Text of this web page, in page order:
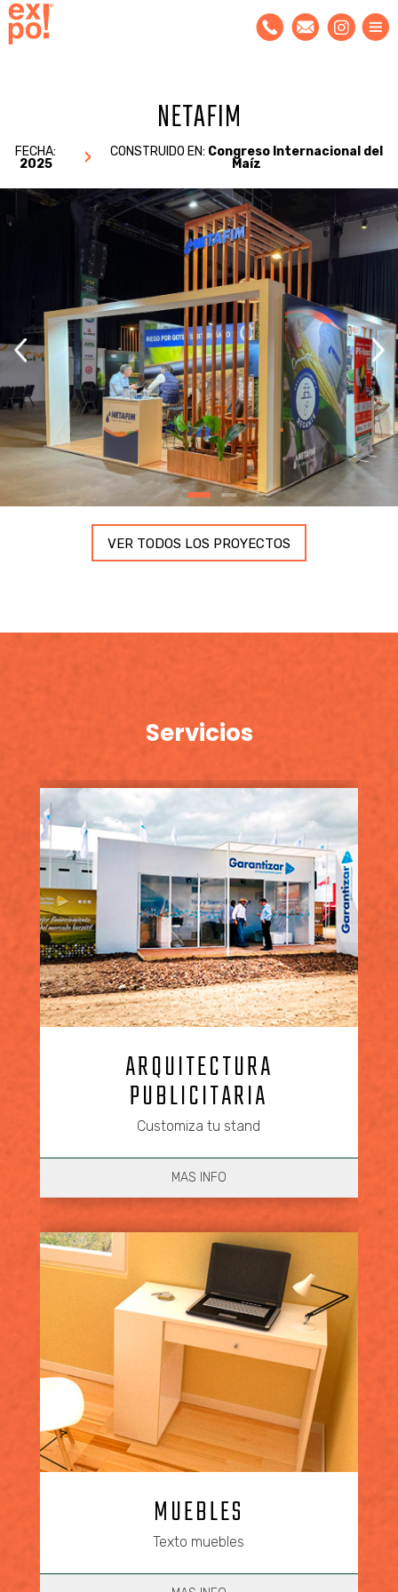
NETAFIM
FECHA:
2025
CONSTRUIDO EN: Congreso Internacional del
Maíz
VER TODOS LOS PROYECTOS
Servicios
ARQUITECTURA
PUBLICITARIA
Customiza tu stand
MAS INFO
MUEBLES
Texto muebles